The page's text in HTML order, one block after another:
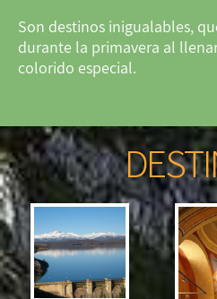
Son destinos inigualables,
durante la primavera al
colorido especial.